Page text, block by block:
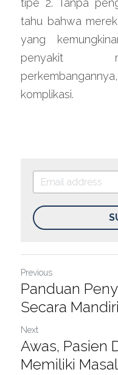
tipe 2. Tanpa
tahu bahwa
yang
penyakit
komplikasi.
Previous
Panduan
Secara
Next
Awas, Pasien
Memiliki